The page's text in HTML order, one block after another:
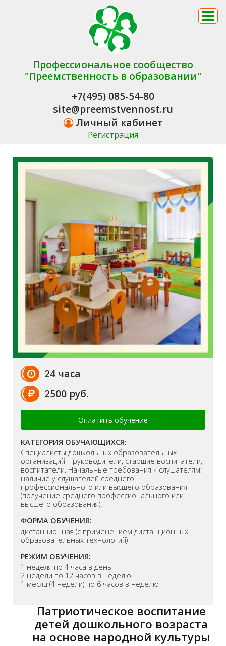
Профессиональное сообщество
"Преемственность в образовании"
+7(495) 085-54-80
site@preemstvennost.ru
Личный кабинет
Регистрация
24 часа
2500 руб.
Оплатить обучение
КАТЕГОРИЯ ОБУЧАЮЩИХСЯ:
Cпециалисты дошкольных образовательных
организаций – руководители, старшие воспитатели,
воспитатели. Начальные требования к слушателям:
наличие у слушателей среднего
профессионального или высшего образования
(получение среднего профессионального или
высшего образования).
ФОРМА ОБУЧЕНИЯ:
дистанционная (с применением дистанционных
образовательных технологий)
РЕЖИМ ОБУЧЕНИЯ:
1 неделя по 4 часа в день
2 недели по 12 часов в неделю
1 месяц (4 недели) по 6 часов в неделю
Патриотическое воспитание
детей дошкольного возраста
на основе народной культуры